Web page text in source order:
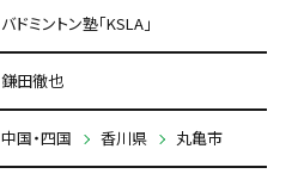
バドミントン塾「KSLA」
鎌田徹也
中国・四国 香川県 丸亀市